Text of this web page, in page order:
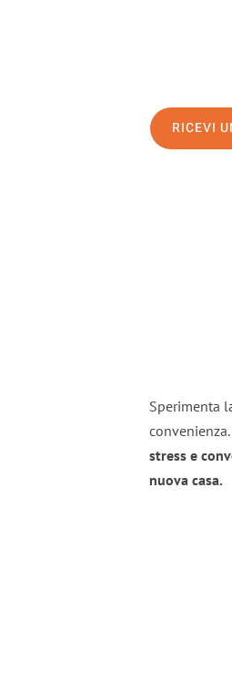
RICEVI
Sperimenta
stress e
nuova casa.